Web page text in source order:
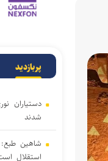
پربازدید
دستیاران
شدند
شاهین طبع:
استقلال